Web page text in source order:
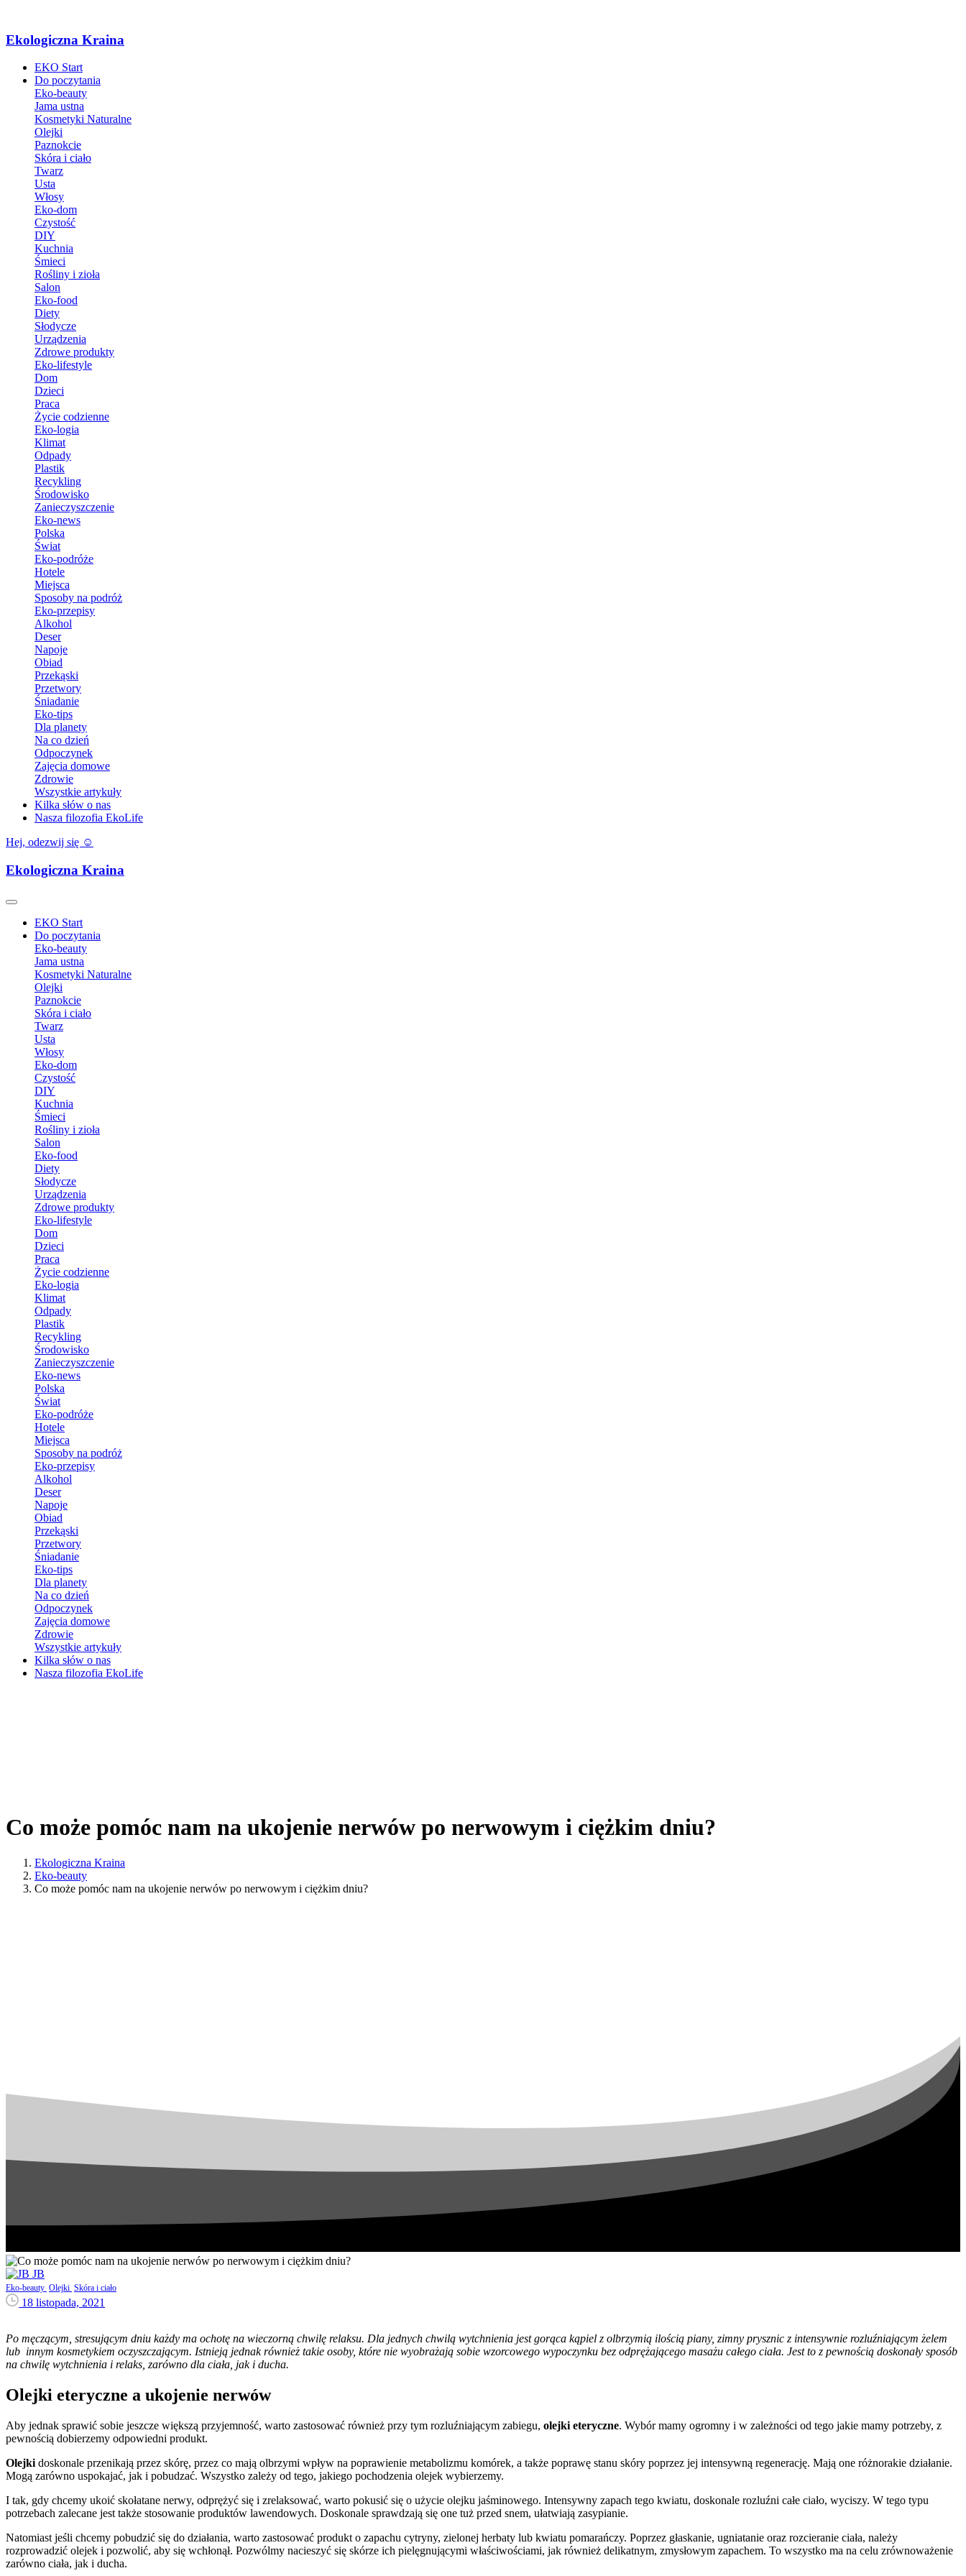
Ekologiczna Kraina
EKO Start
Do poczytania
Eko-beauty
Jama ustna
Kosmetyki Naturalne
Olejki
Paznokcie
Skóra i ciało
Twarz
Usta
Włosy
Eko-dom
Czystość
DIY
Kuchnia
Śmieci
Rośliny i zioła
Salon
Eko-food
Diety
Słodycze
Urządzenia
Zdrowe produkty
Eko-lifestyle
Dom
Dzieci
Praca
Życie codzienne
Eko-logia
Klimat
Odpady
Plastik
Recykling
Środowisko
Zanieczyszczenie
Eko-news
Polska
Świat
Eko-podróże
Hotele
Miejsca
Sposoby na podróż
Eko-przepisy
Alkohol
Deser
Napoje
Obiad
Przekąski
Przetwory
Śniadanie
Eko-tips
Dla planety
Na co dzień
Odpoczynek
Zajęcia domowe
Zdrowie
Wszystkie artykuły
Kilka słów o nas
Nasza filozofia EkoLife
Hej, odezwij się ☺️
Ekologiczna Kraina
EKO Start
Do poczytania
Eko-beauty
Jama ustna
Kosmetyki Naturalne
Olejki
Paznokcie
Skóra i ciało
Twarz
Usta
Włosy
Eko-dom
Czystość
DIY
Kuchnia
Śmieci
Rośliny i zioła
Salon
Eko-food
Diety
Słodycze
Urządzenia
Zdrowe produkty
Eko-lifestyle
Dom
Dzieci
Praca
Życie codzienne
Eko-logia
Klimat
Odpady
Plastik
Recykling
Środowisko
Zanieczyszczenie
Eko-news
Polska
Świat
Eko-podróże
Hotele
Miejsca
Sposoby na podróż
Eko-przepisy
Alkohol
Deser
Napoje
Obiad
Przekąski
Przetwory
Śniadanie
Eko-tips
Dla planety
Na co dzień
Odpoczynek
Zajęcia domowe
Zdrowie
Wszystkie artykuły
Kilka słów o nas
Nasza filozofia EkoLife
Co może pomóc nam na ukojenie nerwów po nerwowym i ciężkim dniu?
Ekologiczna Kraina
Eko-beauty
Co może pomóc nam na ukojenie nerwów po nerwowym i ciężkim dniu?
JB
Eko-beauty Olejki Skóra i ciało
18 listopada, 2021
Po męczącym, stresującym dniu każdy ma ochotę na wieczorną chwilę relaksu. Dla jednych chwilą wytchnienia jest gorąca kąpiel z olbrzymią ilością piany, zimny prysznic z intensywnie rozluźniającym żelem
lub innym kosmetykiem oczyszczającym. Istnieją jednak również takie osoby, które nie wyobrażają sobie wzorcowego wypoczynku bez odprężającego masażu całego ciała. Jest to z pewnością doskonały sposób
na chwilę wytchnienia i relaks, zarówno dla ciała, jak i ducha.
Olejki eteryczne a ukojenie nerwów
Aby jednak sprawić sobie jeszcze większą przyjemność, warto zastosować również przy tym rozluźniającym zabiegu, olejki eteryczne. Wybór mamy ogromny i w zależności od tego jakie mamy potrzeby, z
pewnością dobierzemy odpowiedni produkt.
Olejki doskonale przenikają przez skórę, przez co mają olbrzymi wpływ na poprawienie metabolizmu komórek, a także poprawę stanu skóry poprzez jej intensywną regenerację. Mają one różnorakie działanie.
Mogą zarówno uspokajać, jak i pobudzać. Wszystko zależy od tego, jakiego pochodzenia olejek wybierzemy.
I tak, gdy chcemy ukoić skołatane nerwy, odprężyć się i zrelaksować, warto pokusić się o użycie olejku jaśminowego. Intensywny zapach tego kwiatu, doskonale rozluźni całe ciało, wyciszy. W tego typu
potrzebach zalecane jest także stosowanie produktów lawendowych. Doskonale sprawdzają się one tuż przed snem, ułatwiają zasypianie.
Natomiast jeśli chcemy pobudzić się do działania, warto zastosować produkt o zapachu cytryny, zielonej herbaty lub kwiatu pomarańczy. Poprzez głaskanie, ugniatanie oraz rozcieranie ciała, należy
rozprowadzić olejek i pozwolić, aby się wchłonął. Pozwólmy nacieszyć się skórze ich pielęgnującymi właściwościami, jak również delikatnym, zmysłowym zapachem. To wszystko ma na celu zrównoważenie
zarówno ciała, jak i ducha.